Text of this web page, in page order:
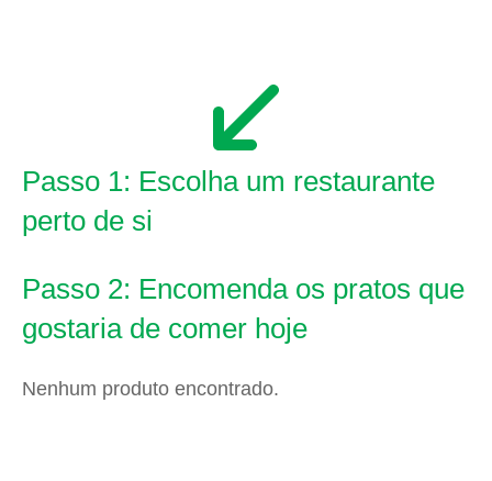
Passo 1: Escolha um restaurante
perto de si
Passo 2: Encomenda os pratos que
gostaria de comer hoje
Nenhum produto encontrado.